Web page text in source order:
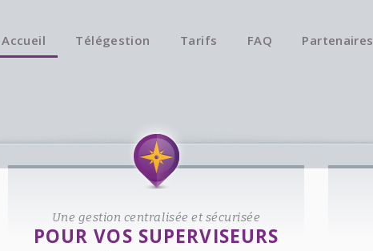
Accueil Télégestion Tarifs FAQ Partenaires
Une gestion centralisée et sécurisée
POUR VOS SUPERVISEURS